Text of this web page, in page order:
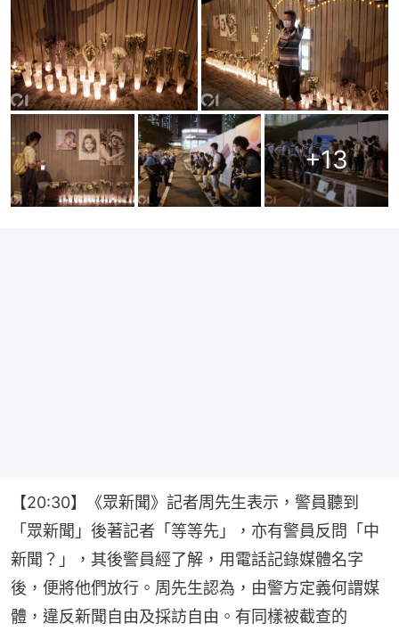
+13
【20:30】《眾新聞》記者周先生表示，警員聽到
「眾新聞」後著記者「等等先」，亦有警員反問「中
新聞？」，其後警員經了解，用電話記錄媒體名字
後，便將他們放行。周先生認為，由警方定義何謂媒
體，違反新聞自由及採訪自由。有同樣被截查的